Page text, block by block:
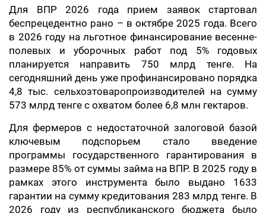
Для ВПР 2026 года прием заявок стартовал
беспрецедентно рано – в октябре 2025 года. Всего
в 2026 году на льготное финансирование весенне-
полевых и уборочных работ под 5% годовых
планируется направить 750 млрд тенге. На
сегодняшний день уже профинансировано порядка
4,8 тыс. сельхозтоваропроизводителей на сумму
573 млрд тенге с охватом более 6,8 млн гектаров.
Для фермеров с недостаточной залоговой базой
ключевым подспорьем стало введение
программы государственного гарантирования в
размере 85% от суммы займа на ВПР. В 2025 году в
рамках этого инструмента было выдано 1633
гарантии на сумму кредитования 283 млрд тенге. В
2026 году из республиканского бюджета было